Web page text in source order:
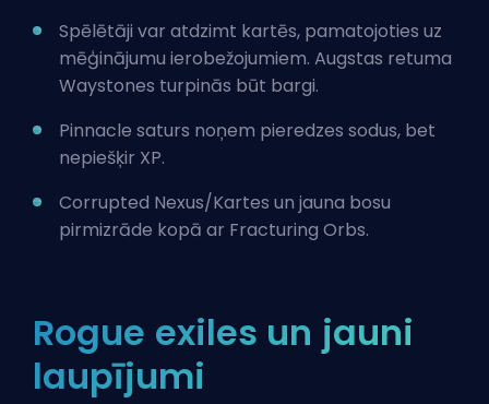
Spēlētāji var atdzimt kartēs, pamatojoties uz
mēģinājumu ierobežojumiem. Augstas retuma
Waystones turpinās būt bargi.
Pinnacle saturs noņem pieredzes sodus, bet
nepiešķir XP.
Corrupted Nexus/Kartes un jauna bosu
pirmizrāde kopā ar Fracturing Orbs.
Rogue exiles un jauni
laupījumi